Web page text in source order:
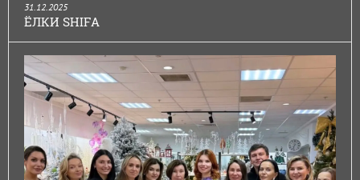
31.12.2025
ЁЛКИ SHIFA